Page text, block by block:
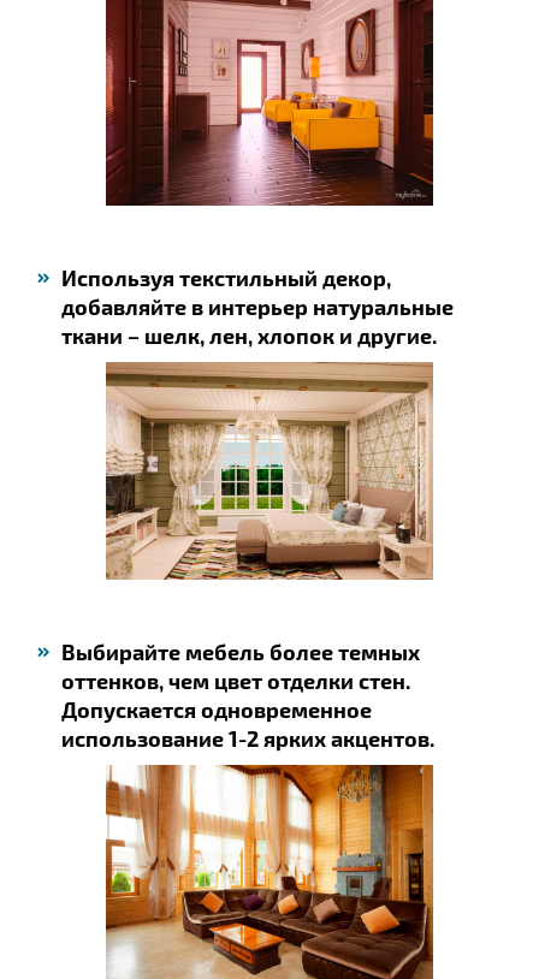
Используя текстильный декор,
добавляйте в интерьер натуральные
ткани – шелк, лен, хлопок и другие.
Выбирайте мебель более темных
оттенков, чем цвет отделки стен.
Допускается одновременное
использование 1-2 ярких акцентов.